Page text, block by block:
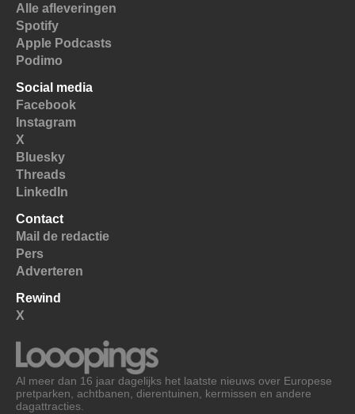
Alle afleveringen
Spotify
Apple Podcasts
Podimo
Social media
Facebook
Instagram
X
Bluesky
Threads
LinkedIn
Contact
Mail de redactie
Pers
Adverteren
Rewind
X
Al meer dan 16 jaar dagelijks het laatste nieuws over Europese
pretparken, achtbanen, dierentuinen, kermissen en andere
dagattracties.